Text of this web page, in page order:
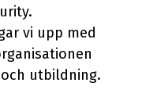
vi upp med
utbildning.